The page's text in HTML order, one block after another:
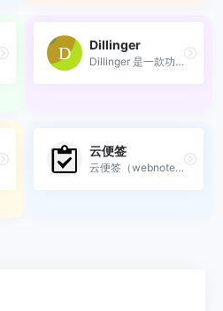
Dillinger
Dillinger 是一款功能强大的...
云便签
云便签（webnote，cc）是一款...